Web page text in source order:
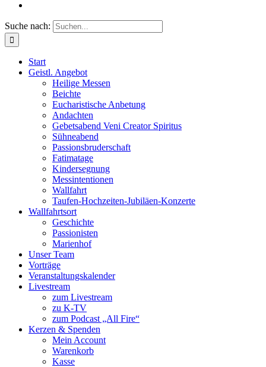
Suche nach:
Start
Geistl. Angebot
Heilige Messen
Beichte
Eucharistische Anbetung
Andachten
Gebetsabend Veni Creator Spiritus
Sühneabend
Passionsbruderschaft
Fatimatage
Kindersegnung
Messintentionen
Wallfahrt
Taufen-Hochzeiten-Jubiläen-Konzerte
Wallfahrtsort
Geschichte
Passionisten
Marienhof
Unser Team
Vorträge
Veranstaltungskalender
Livestream
zum Livestream
zu K-TV
zum Podcast „All Fire“
Kerzen & Spenden
Mein Account
Warenkorb
Kasse